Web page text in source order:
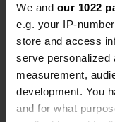
We and our 1022
e.g. your IP-
store and access
serve personalized
measurement,
development. You
and for what